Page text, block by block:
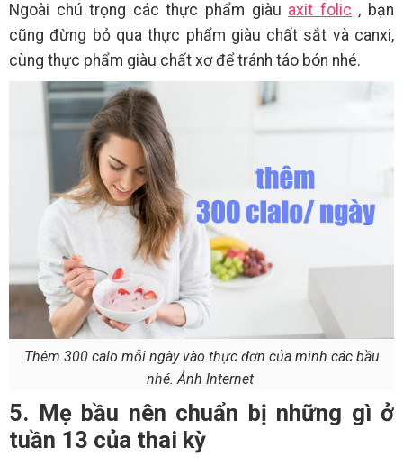
Ngoài chú trọng các thực phẩm giàu axit folic , bạn
cũng đừng bỏ qua thực phẩm giàu chất sắt và canxi,
cùng thực phẩm giàu chất xơ để tránh táo bón nhé.
Thêm 300 calo mỗi ngày vào thực đơn của mình các bầu
nhé. Ảnh Internet
5. Mẹ bầu nên chuẩn bị những gì ở
tuần 13 của thai kỳ